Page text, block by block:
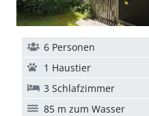
6 Personen
1 Haustier
3 Schlafzimmer
85 m zum Wasser